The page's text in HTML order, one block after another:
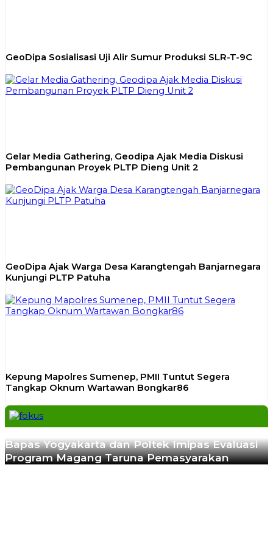
GeoDipa Sosialisasi Uji Alir Sumur Produksi SLR-T-9C
Gelar Media Gathering, Geodipa Ajak Media Diskusi
Pembangunan Proyek PLTP Dieng Unit 2
GeoDipa Ajak Warga Desa Karangtengah Banjarnegara
Kunjungi PLTP Patuha
Kepung Mapolres Sumenep, PMII Tuntut Segera
Tangkap Oknum Wartawan Bongkar86
Previous
Next
Bapas Yogyakarta dan Poltek Imipas Evaluasi
Program Magang Taruna Pemasyarakan